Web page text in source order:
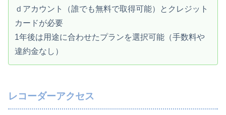
ｄアカウント（誰でも無料で取得可能）とクレジット
カードが必要
1年後は用途に合わせたプランを選択可能（手数料や
違約金なし）
レコーダーアクセス